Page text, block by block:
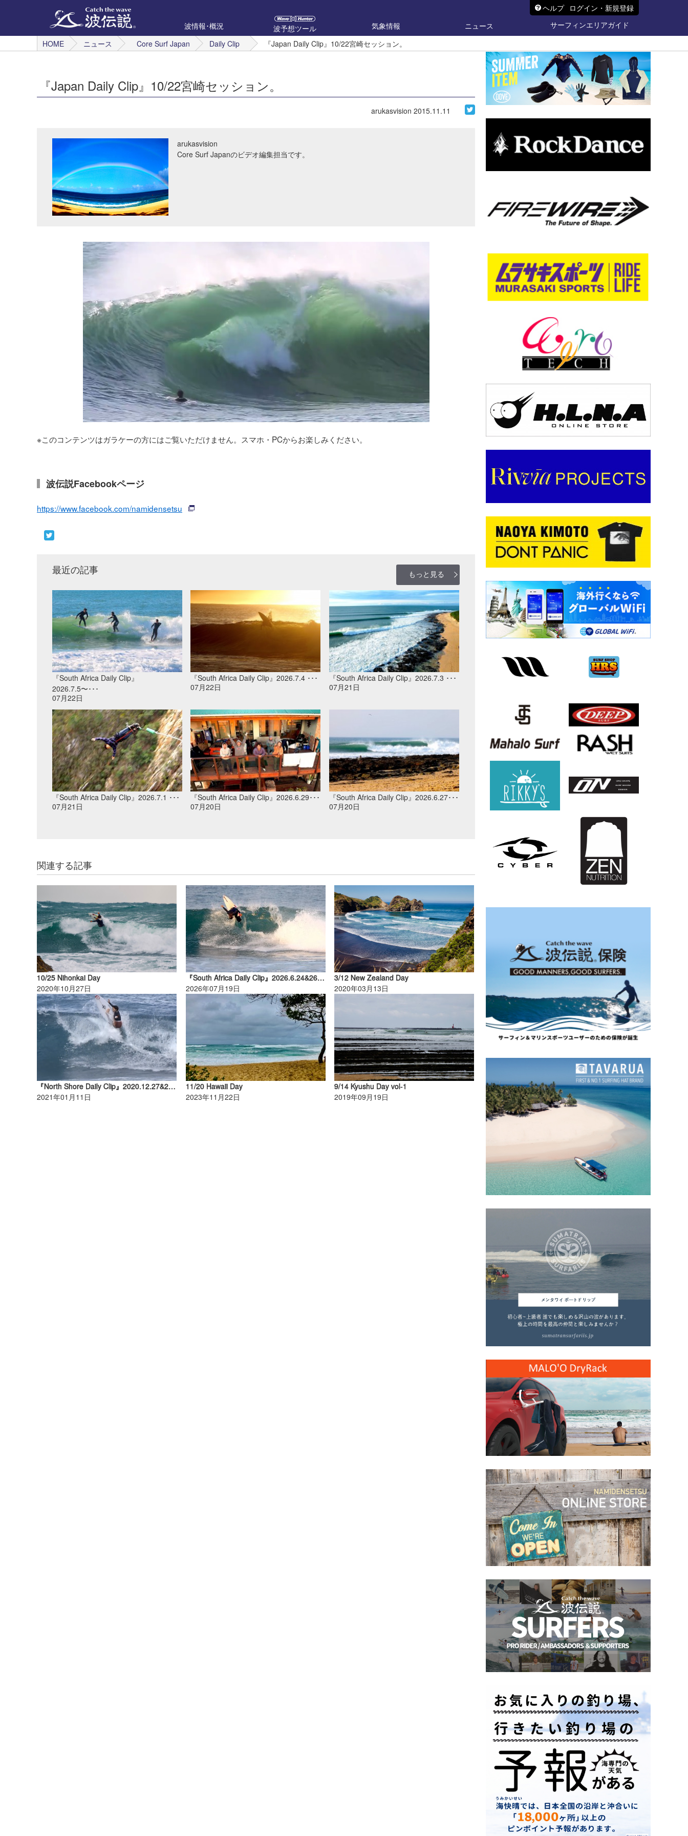
ヘルプ ログイン・新規登録
波情報･概況
波予想ツール 気象情報 ニュース
サーフィンエリアガイド
HOME
ニュース Core Surf Japan Daily Clip 『Japan Daily Clip』10/22宮崎セッション。
『Japan Daily Clip』10/22宮崎セッション。
arukasvision 2015.11.11
arukasvision
Core Surf Japanのビデオ編集担当です。
※このコンテンツはガラケーの方にはご覧いただけません。スマホ・PCからお楽しみください。
波伝説Facebookページ
https://www.facebook.com/namidensetsu
最近の記事 もっと見る
『South Africa Daily Clip』
2026.7.5〜･･･
07月22日
『South Africa Daily Clip』2026.7.4 ･･･
07月22日
『South Africa Daily Clip』2026.7.3 ･･･
07月21日
『South Africa Daily Clip』2026.7.1 ･･･
07月21日
『South Africa Daily Clip』2026.6.29･･･
07月20日
『South Africa Daily Clip』2026.6.27･･･
07月20日
関連する記事
10/25 Nihonkai Day
2020年10月27日
『South Africa Daily Clip』2026.6.24&26 @ South Africa
2026年07月19日
3/12 New Zealand Day
2020年03月13日
『North Shore Daily Clip』2020.12.27&28 @ Rocky
2021年01月11日
11/20 Hawaii Day
2023年11月22日
9/14 Kyushu Day vol-1
2019年09月19日